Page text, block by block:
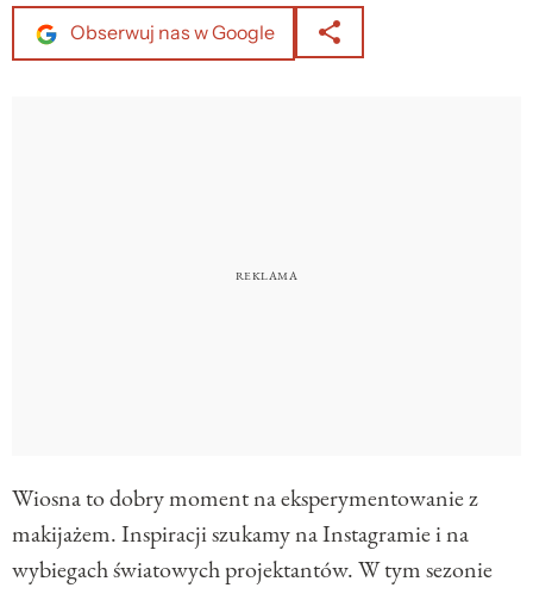
Obserwuj nas w Google
Wiosna to dobry moment na eksperymentowanie z
makijażem. Inspiracji szukamy na Instagramie i na
wybiegach światowych projektantów. W tym sezonie